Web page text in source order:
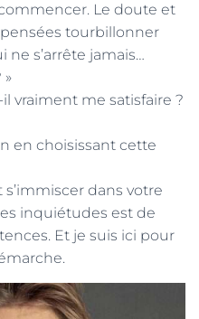
Le doute et
pensées tourbillonner
s’arrête jamais…
»
vraiment me satisfaire ?
en choisissant cette
dans votre
inquiétudes est de
Et je suis ici pour